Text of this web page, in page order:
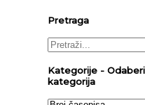
Pretraga
Kategorije -
kategorija